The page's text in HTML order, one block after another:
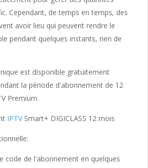
Cependant, de temps en temps, des
avoir lieu qui peuvent rendre le
pendant quelques instants, rien de
est disponible gratuitement
la période d'abonnement de 12
Premium.
IPTVSmart+ DIGICLASS 12 mois
code de l'abonnement en quelques